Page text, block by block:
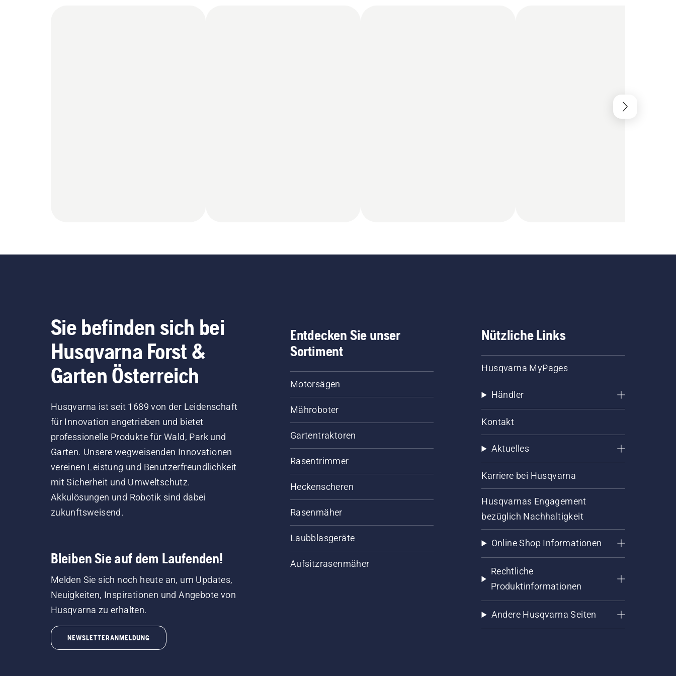
Sie befinden sich bei
Husqvarna Forst &
Garten Österreich
Husqvarna ist seit 1689 von der Leidenschaft
für Innovation angetrieben und bietet
professionelle Produkte für Wald, Park und
Garten. Unsere wegweisenden Innovationen
vereinen Leistung und Benutzerfreundlichkeit
mit Sicherheit und Umweltschutz.
Akkulösungen und Robotik sind dabei
zukunftsweisend.
Bleiben Sie auf dem Laufenden!
Melden Sie sich noch heute an, um Updates,
Neuigkeiten, Inspirationen und Angebote von
Husqvarna zu erhalten.
NEWSLETTERANMELDUNG
Entdecken Sie unser
Sortiment
Motorsägen
Mähroboter
Gartentraktoren
Rasentrimmer
Heckenscheren
Rasenmäher
Laubblasgeräte
Aufsitzrasenmäher
Nützliche Links
Husqvarna MyPages
Händler
Kontakt
Aktuelles
Karriere bei Husqvarna
Husqvarnas Engagement
bezüglich Nachhaltigkeit
Online Shop Informationen
Rechtliche
Produktinformationen
Andere Husqvarna Seiten